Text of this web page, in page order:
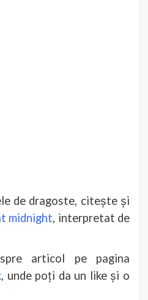
de dragoste, citește și
midnight, interpretat de
articol pe pagina
, unde poți da un like și o